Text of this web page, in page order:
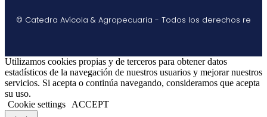
© Catedra Avícola & Agropecuaria - Todos los derechos re
Utilizamos cookies propias y de terceros para obtener datos
estadísticos de la navegación de nuestros usuarios y mejorar nuestros
servicios. Si acepta o continúa navegando, consideramos que acepta
su uso.
Cookie settings
ACCEPT